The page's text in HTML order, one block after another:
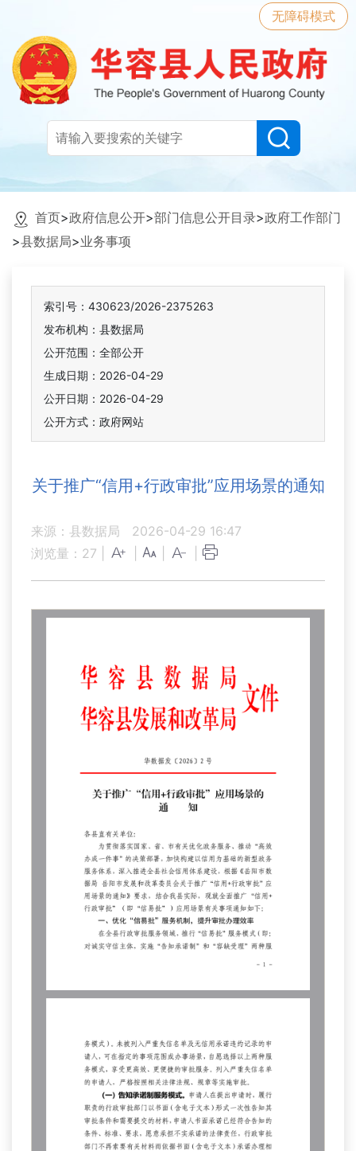
无障碍模式
首页>政府信息公开>部门信息公开目录>政府工作部门
>县数据局>业务事项
索引号：430623/2026-2375263
发布机构：县数据局
公开范围：全部公开
生成日期：2026-04-29
公开日期：2026-04-29
公开方式：政府网站
关于推广“信用+行政审批”应用场景的通知
来源：县数据局
2026-04-29 16:47
浏览量： 27